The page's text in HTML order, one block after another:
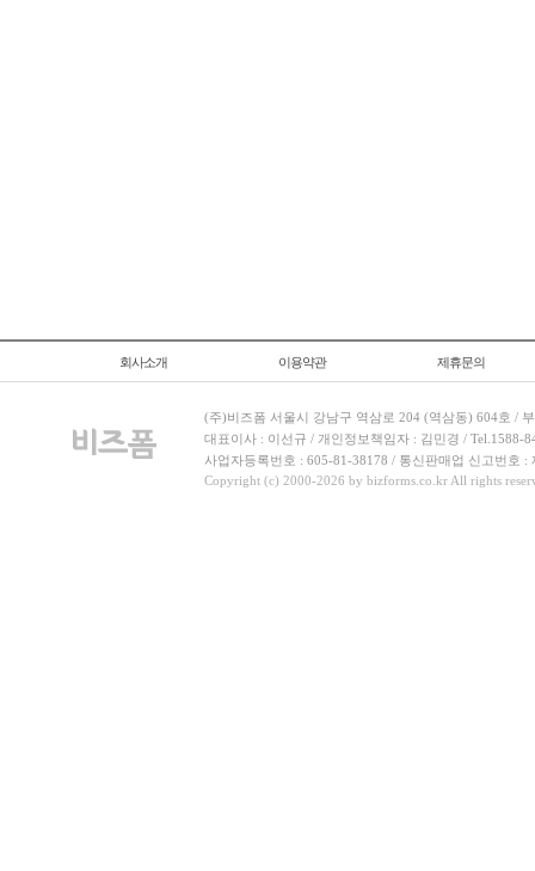
회사소개 이용약관 제휴문의
(주)비즈폼 서울시 강남구 역삼로 204 (역삼동) 604호 /
대표이사 : 이선규 / 개인정보책임자 : 김민경 / Tel.1588-
사업자등록번호 : 605-81-38178 / 통신판매업 신고번호 :
Copyright (c) 2000-2026 by bizforms.co.kr All rights